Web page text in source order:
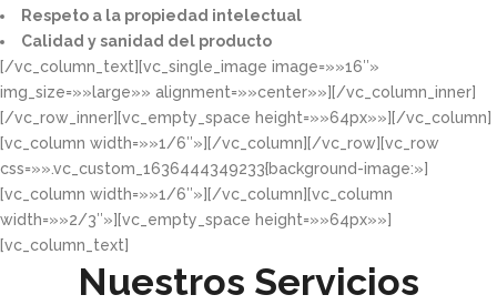
Respeto a la propiedad intelectual​​
Calidad y sanidad del producto​
[/vc_column_text][vc_single_image image=»»16″»
img_size=»»large»» alignment=»»center»»][/vc_column_inner]
[/vc_row_inner][vc_empty_space height=»»64px»»][/vc_column]
[vc_column width=»»1/6″»][/vc_column][/vc_row][vc_row
css=»».vc_custom_1636444349233{background-image:»]
[vc_column width=»»1/6″»][/vc_column][vc_column
width=»»2/3″»][vc_empty_space height=»»64px»»]
[vc_column_text]
Nuestros Servicios